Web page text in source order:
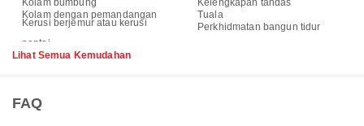
Kolam bumbung
Kolam dengan pemandangan
Kerusi berjemur atau kerusi
Kelengkapan tandas
Tuala
Perkhidmatan bangun tidur
Lihat Semua Kemudahan
FAQ